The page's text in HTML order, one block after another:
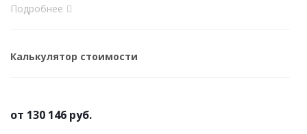
Подробнее
Калькулятор стоимости
от 130 146 руб.